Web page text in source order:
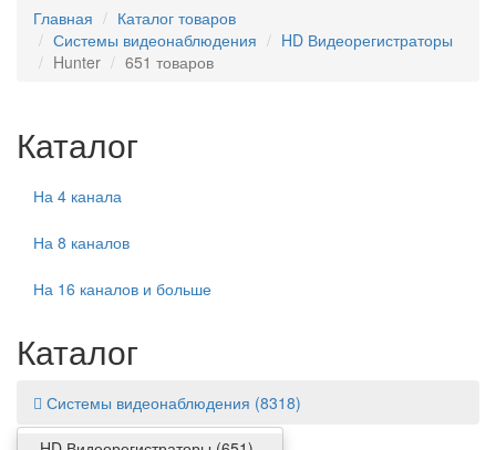
Главная
Каталог товаров
Системы видеонаблюдения
HD Видеорегистраторы
Hunter
651 товаров
Каталог
На 4 канала
На 8 каналов
На 16 каналов и больше
Каталог
Системы видеонаблюдения (8318)